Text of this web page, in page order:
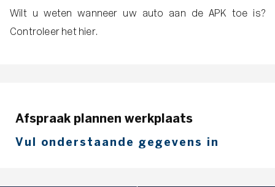
Wilt u weten wanneer uw auto aan de APK toe is?
Controleer het hier.
Afspraak plannen werkplaats
Vul onderstaande gegevens in